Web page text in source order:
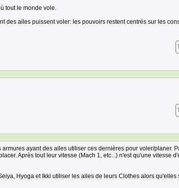
tout le monde vole.
des ailes puissent voler: les pouvoirs restent centrés sur les
ayant des ailes utiliser ces dernières pour voler/planer.
Après tout leur vitesse (Mach 1, etc...) n'est qu'une vitesse
Hyoga et Ikki utiliser les ailes de leurs Clothes alors qu'elles